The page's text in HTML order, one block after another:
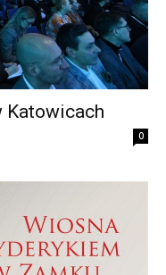
Katowicach
0